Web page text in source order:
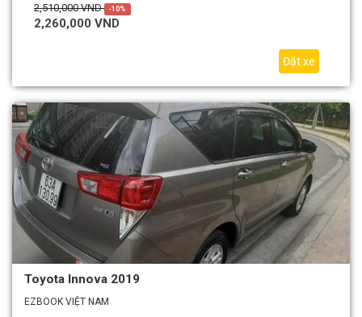
2,510,000 VND -10%
2,260,000 VND
Đặt xe
Toyota Innova 2019
EZBOOK VIỆT NAM